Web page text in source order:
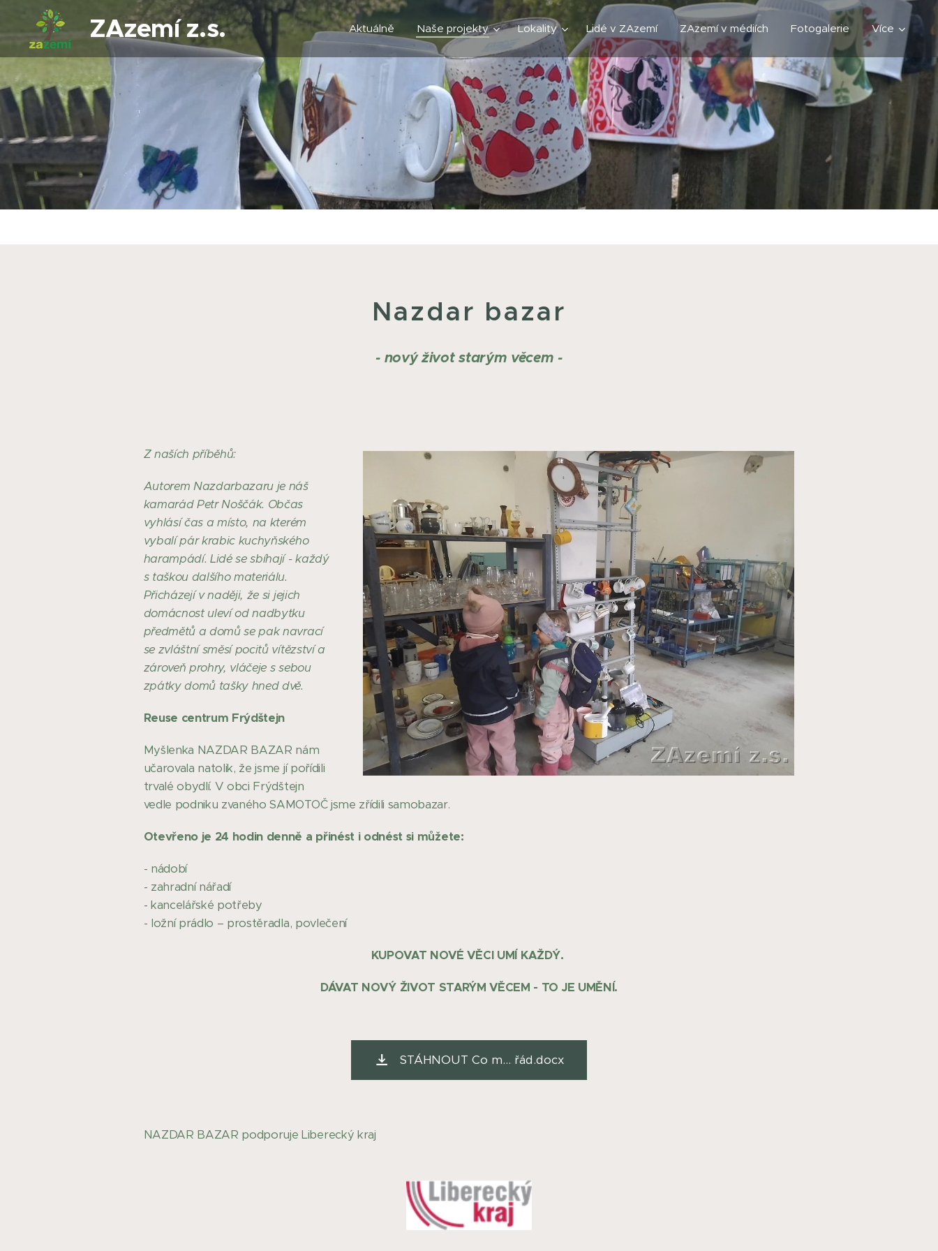
ZAzemí z.s. Aktuálně Naše projekty Lokality Lidé v ZAzemí ZAzemí v médiích Fotogalerie Více
Nazdar bazar
- nový život starým věcem -
Z naších příběhů:
Autorem Nazdarbazaru je náš
kamarád Petr Noščák. Občas
vyhlásí čas a místo, na kterém
vybalí pár krabic kuchyňského
harampádí. Lidé se sbíhají - každý
s taškou dalšího materiálu.
Přicházejí v naději, že si jejich
domácnost uleví od nadbytku
předmětů a domů se pak navrací
se zvláštní směsí pocitů vítězství a
zároveň prohry, vláčeje s sebou
zpátky domů tašky hned dvě.
Reuse centrum Frýdštejn
Myšlenka NAZDAR BAZAR nám
učarovala natolik, že jsme jí pořídili
trvalé obydlí. V obci Frýdštejn
vedle podniku zvaného SAMOTOČ jsme zřídili samobazar.
Otevřeno je 24 hodin denně a přinést i odnést si můžete:
- nádobí
- zahradní nářadí
- kancelářské potřeby
- ložní prádlo – prostěradla, povlečení
KUPOVAT NOVÉ VĚCI UMÍ KAŽDÝ.
DÁVAT NOVÝ ŽIVOT STARÝM VĚCEM - TO JE UMĚNÍ.
STÁHNOUT Co m... řád.docx
NAZDAR BAZAR podporuje Liberecký kraj